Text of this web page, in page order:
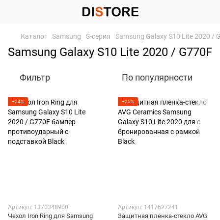
Каталог Samsung S-серия Samsung Galaxy S10 Lite 2020 /
Samsung Galaxy S10 Lite 2020 / G770F
Фильтр По популярности
−24%
Артикул: 1370348900
Чехол Iron Ring для Samsung
−25%
Артикул: 1417627241
Защитная пленка-стекло AVG